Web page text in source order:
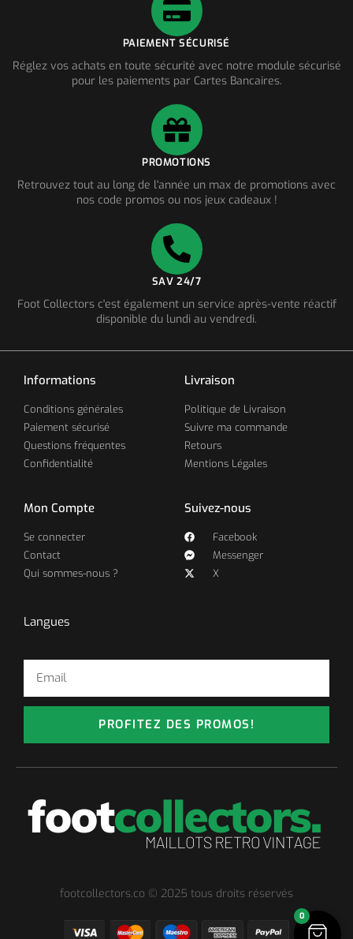
PAIEMENT SÉCURISÉ
Réglez vos achats en toute sécurité avec notre module sécurisé
pour les paiements par Cartes Bancaires.
PROMOTIONS
Retrouvez tout au long de l'année un max de promotions avec
nos code promos ou nos jeux cadeaux !
SAV 24/7
Foot Collectors c'est également un service après-vente réactif
disponible du lundi au vendredi.
Informations
Conditions générales
Paiement sécurisé
Questions fréquentes
Confidentialité
Livraison
Politique de Livraison
Suivre ma commande
Retours
Mentions Légales
Mon Compte
Se connecter
Contact
Qui sommes-nous ?
Suivez-nous
Facebook
Messenger
X
Langues
PROFITEZ DES PROMOS!
footcollectors.co © 2025 tous droits réservés
0